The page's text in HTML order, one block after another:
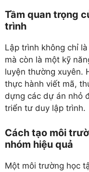
Tầm quan trọng
trình
Lập trình không chỉ
mà còn là một kỹ
luyện thường xuyên.
thực hành viết mã,
dựng các dự án nhỏ
triển tư duy lập trình.
Cách tạo môi
nhóm hiệu quả
Một môi trường học